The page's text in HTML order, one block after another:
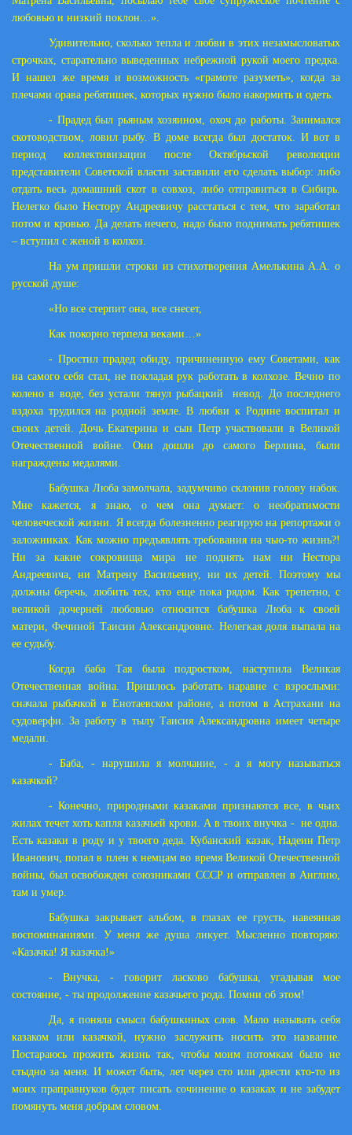
любовью и низкий поклон…».
Удивительно, сколько тепла и любви в этих незамысловатых
строчках, старательно выведенных небрежной рукой моего предка.
И нашел же время и возможность «грамоте разуметь», когда за
плечами орава ребятишек, которых нужно было накормить и одеть.
- Прадед был рьяным хозяином, охоч до работы. Занимался
скотоводством, ловил рыбу. В доме всегда был достаток. И вот в
период коллективизации после Октябрьской революции
представители Советской власти заставили его сделать выбор: либо
отдать весь домашний скот в совхоз, либо отправиться в Сибирь.
Нелегко было Нестору Андреевичу расстаться с тем, что заработал
потом и кровью. Да делать нечего, надо было поднимать ребятишек
– вступил с женой в колхоз.
На ум пришли строки из стихотворения Амелькина А.А. о
русской душе:
«Но все стерпит она, все снесет,
Как покорно терпела веками…»
- Простил прадед обиду, причиненную ему Советами, как
на самого себя стал, не покладая рук работать в колхозе. Вечно по
колено в воде, без устали тянул рыбацкий
невод. До последнего
вздоха трудился на родной земле. В любви к Родине воспитал и
своих детей. Дочь Екатерина и сын Петр участвовали в Великой
Отечественной войне. Они дошли до самого Берлина, были
награждены медалями.
Бабушка Люба замолчала, задумчиво склонив голову набок.
Мне кажется, я знаю, о чем она думает: о необратимости
человеческой жизни. Я всегда болезненно реагирую на репортажи о
заложниках. Как можно предъявлять требования на чью-то жизнь?!
Ни за какие сокровища мира не поднять нам ни Нестора
Андреевича, ни Матрену Васильевну, ни их детей. Поэтому мы
должны беречь, любить тех, кто еще пока рядом. Как трепетно, с
великой дочерней любовью относится бабушка Люба к своей
матери, Фечиной Таисии Александровне. Нелегкая доля выпала на
ее судьбу.
Когда баба Тая была подростком, наступила Великая
Отечественная война. Пришлось работать наравне с взрослыми:
сначала рыбачкой в Енотаевском районе, а потом в Астрахани на
судоверфи. За работу в тылу Таисия Александровна имеет четыре
медали.
- Баба, - нарушила я молчание, - а я могу называться
казачкой?
- Конечно, природными казаками признаются все, в чьих
жилах течет хоть капля казачьей крови. А в твоих внучка - не одна.
Есть казаки в роду и у твоего деда. Кубанский казак, Надеин Петр
Иванович, попал в плен к немцам во время Великой Отечественной
войны, был освобожден союзниками СССР и отправлен в Англию,
там и умер.
Бабушка закрывает альбом, в глазах ее грусть, навеянная
воспоминаниями. У меня же душа ликует. Мысленно повторяю:
«Казачка! Я казачка!»
- Внучка, - говорит ласково бабушка, угадывая мое
состояние, - ты продолжение казачьего рода. Помни об этом!
Да, я поняла смысл бабушкиных слов. Мало называть себя
казаком или казачкой, нужно заслужить носить это название.
Постараюсь прожить жизнь так, чтобы моим потомкам было не
стыдно за меня. И может быть, лет через сто или двести кто-то из
моих праправнуков будет писать сочинение о казаках и не забудет
помянуть меня добрым словом.